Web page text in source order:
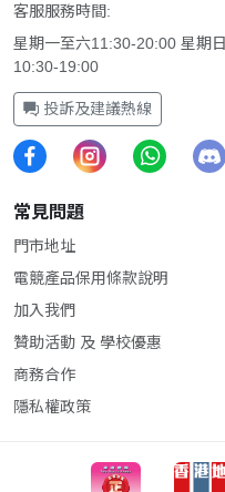
客服服務時間:
星期一至六11:30-20:00 星期日
10:30-19:00
投訴及建議熱線
常見問題
門市地址
電競產品保用條款說明
加入我們
贊助活動 及 學校優惠
商務合作
隱私權政策